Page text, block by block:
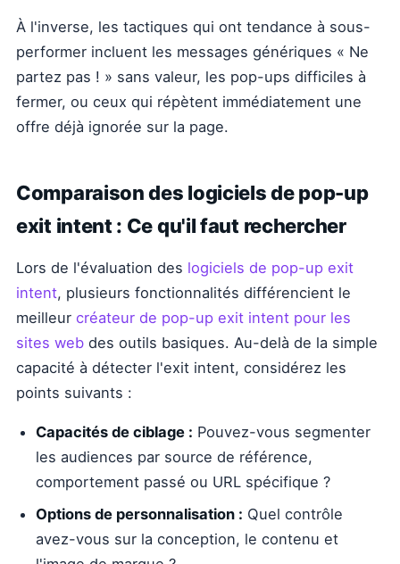
À l'inverse, les tactiques qui ont tendance à sous-
performer incluent les messages génériques « Ne
partez pas ! » sans valeur, les pop-ups difficiles à
fermer, ou ceux qui répètent immédiatement une
offre déjà ignorée sur la page.
Comparaison des logiciels de pop-up
exit intent : Ce qu'il faut rechercher
Lors de l'évaluation des logiciels de pop-up exit
intent, plusieurs fonctionnalités différencient le
meilleur créateur de pop-up exit intent pour les
sites web des outils basiques. Au-delà de la simple
capacité à détecter l'exit intent, considérez les
points suivants :
Capacités de ciblage : Pouvez-vous segmenter
les audiences par source de référence,
comportement passé ou URL spécifique ?
Options de personnalisation : Quel contrôle
avez-vous sur la conception, le contenu et